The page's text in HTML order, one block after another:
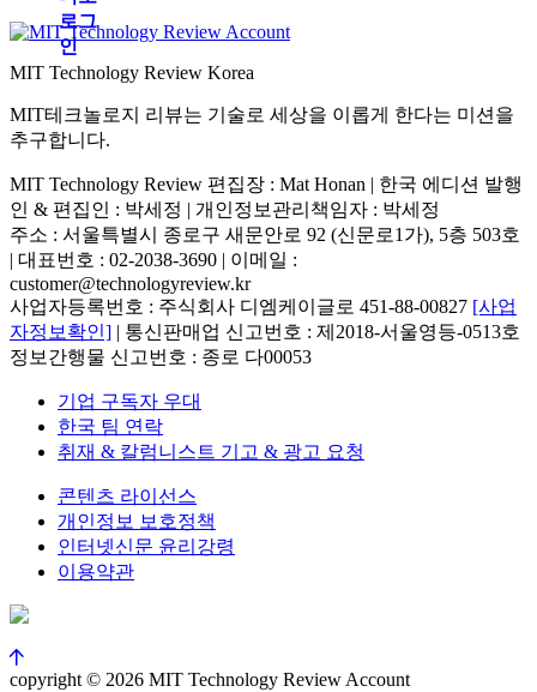
MIT Technology Review Korea
MIT테크놀로지 리뷰는 기술로 세상을 이롭게 한다는 미션을
추구합니다.
MIT Technology Review 편집장 : Mat Honan | 한국 에디션 발행
인 & 편집인 : 박세정 | 개인정보관리책임자 : 박세정
주소 : 서울특별시 종로구 새문안로 92 (신문로1가), 5층 503호
| 대표번호 : 02-2038-3690 | 이메일 :
customer@technologyreview.kr
사업자등록번호 : 주식회사 디엠케이글로 451-88-00827 [사업
자정보확인] | 통신판매업 신고번호 : 제2018-서울영등-0513호
정보간행물 신고번호 : 종로 다00053
기업 구독자 우대
한국 팀 연락
취재 & 칼럼니스트 기고 & 광고 요청
콘텐츠 라이선스
개인정보 보호정책
인터넷신문 윤리강령
이용약관
copyright © 2026 MIT Technology Review Account